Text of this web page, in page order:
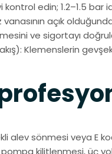
kontrol edin; 1.2–1.5
açık
ve sigortayı
Klemenslerin
alev sönmesi veya E